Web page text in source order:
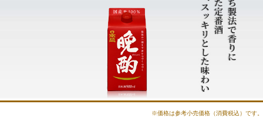
※価格は参考小売価格（消費税込）です。